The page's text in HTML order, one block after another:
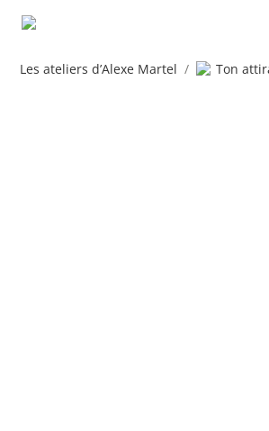
Les ateliers d’Alexe Martel / Ton